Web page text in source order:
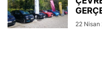
22 Nisan